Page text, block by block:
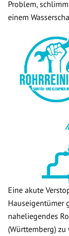
Problem,
einem
Eine akute
Hauseigentümer
naheliegendes
(Württemberg)